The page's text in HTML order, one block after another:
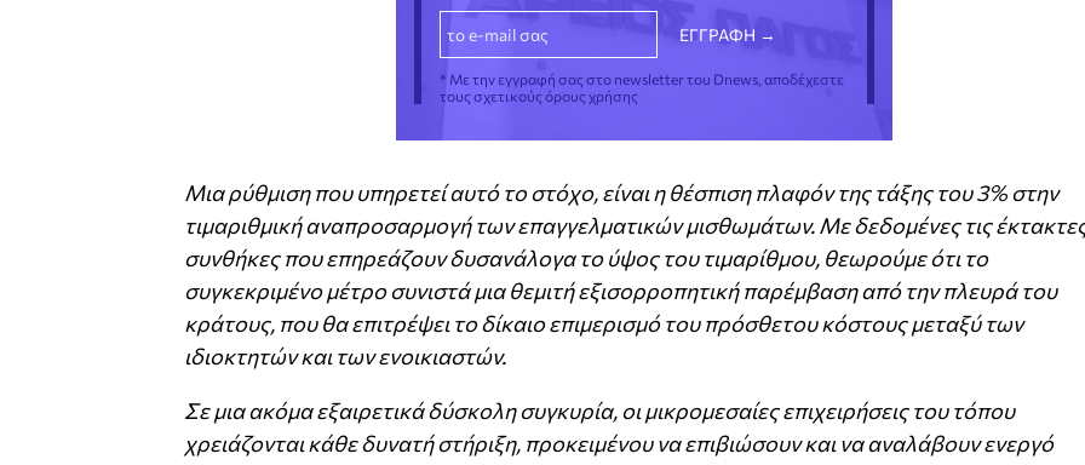
* Με την εγγραφή σας στο newsletter του Dnews, αποδέχεστε
τους σχετικούς όρους χρήσης
Μια ρύθμιση που υπηρετεί αυτό το στόχο, είναι η θέσπιση πλαφόν της τάξης του 3% στην
τιμαριθμική αναπροσαρμογή των επαγγελματικών μισθωμάτων. Με δεδομένες τις
συνθήκες που επηρεάζουν δυσανάλογα το ύψος του τιμαρίθμου, θεωρούμε ότι το
συγκεκριμένο μέτρο συνιστά μια θεμιτή εξισορροπητική παρέμβαση από την πλευρά του
κράτους, που θα επιτρέψει το δίκαιο επιμερισμό του πρόσθετου κόστους μεταξύ των
ιδιοκτητών και των ενοικιαστών.
Σε μια ακόμα εξαιρετικά δύσκολη συγκυρία, οι μικρομεσαίες επιχειρήσεις του τόπου
χρειάζονται κάθε δυνατή στήριξη, προκειμένου να επιβιώσουν και να αναλάβουν ενεργό